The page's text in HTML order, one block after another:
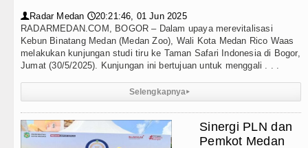
👤 Radar Medan 🕔20:21:46, 01 Jun 2025
RADARMEDAN.COM, BOGOR – Dalam upaya merevitalisasi
Kebun Binatang Medan (Medan Zoo), Wali Kota Medan Rico Waas
melakukan kunjungan studi tiru ke Taman Safari Indonesia di Bogor,
Jumat (30/5/2025). Kunjungan ini bertujuan untuk menggali . . .
Selengkapnya▸
Sinergi PLN dan
Pemkot Medan